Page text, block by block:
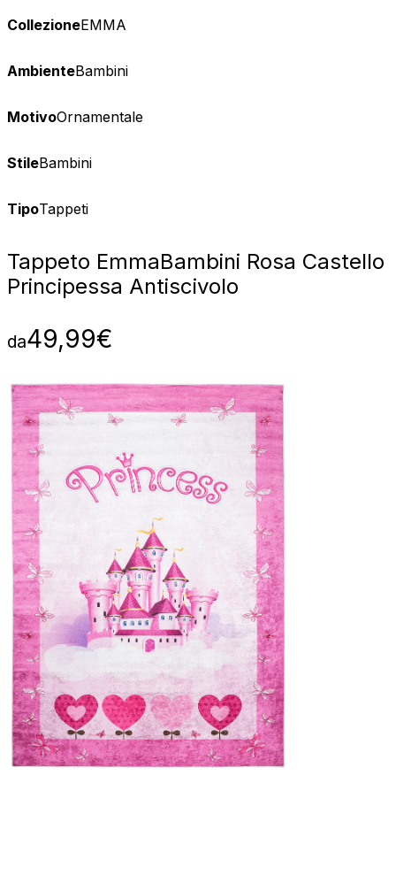
CollezioneEMMA
AmbienteBambini
MotivoOrnamentale
StileBambini
TipoTappeti
Tappeto EmmaBambini Rosa Castello
Principessa Antiscivolo
da49,99€